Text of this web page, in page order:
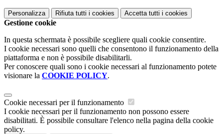
Personalizza Rifiuta tutti i cookies Accetta tutti i cookies
Gestione cookie
In questa schermata è possibile scegliere quali cookie consentire.
I cookie necessari sono quelli che consentono il funzionamento della
piattaforma e non è possibile disabilitarli.
Per conoscere quali sono i cookie necessari al funzionamento potete
visionare la COOKIE POLICY.
Cookie necessari per il funzionamento
I cookie necessari per il funzionamento non possono essere
disabilitati. È possibile consultare l'elenco nella pagina della cookie
policy.